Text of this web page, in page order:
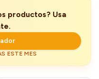
productos? Usa
ESTE MES